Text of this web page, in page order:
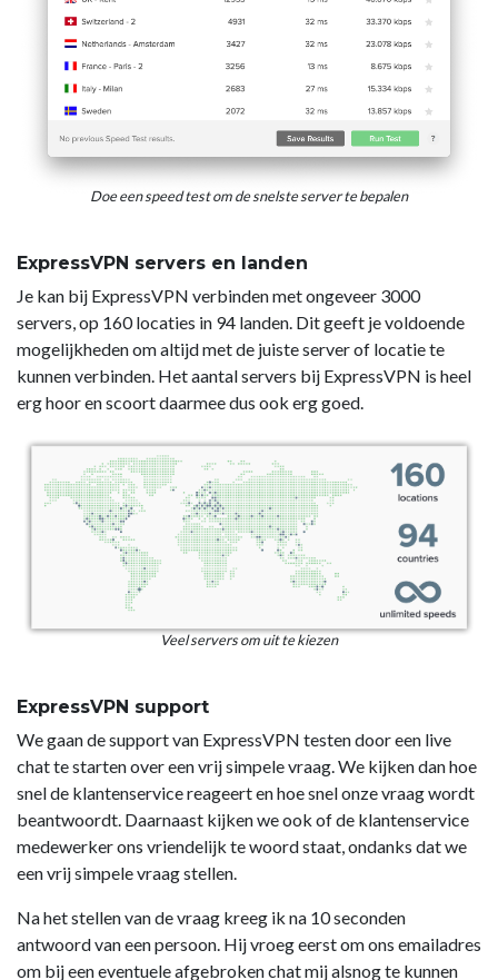
Doe een speed test om de snelste server te bepalen
ExpressVPN servers en landen
Je kan bij ExpressVPN verbinden met ongeveer 3000
servers, op 160 locaties in 94 landen. Dit geeft je voldoende
mogelijkheden om altijd met de juiste server of locatie te
kunnen verbinden. Het aantal servers bij ExpressVPN is heel
erg hoor en scoort daarmee dus ook erg goed.
Veel servers om uit te kiezen
ExpressVPN support
We gaan de support van ExpressVPN testen door een live
chat te starten over een vrij simpele vraag. We kijken dan hoe
snel de klantenservice reageert en hoe snel onze vraag wordt
beantwoordt. Daarnaast kijken we ook of de klantenservice
medewerker ons vriendelijk te woord staat, ondanks dat we
een vrij simpele vraag stellen.
Na het stellen van de vraag kreeg ik na 10 seconden
antwoord van een persoon. Hij vroeg eerst om ons emailadres
om bij een eventuele afgebroken chat mij alsnog te kunnen